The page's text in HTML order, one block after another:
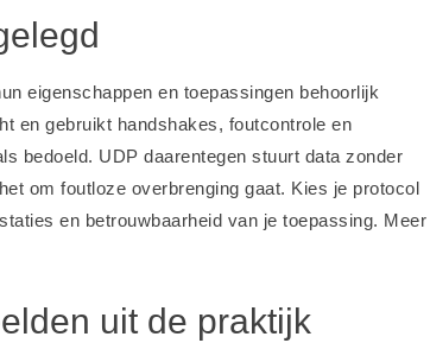
eigenschappen en toepassingen behoorlijk
en gebruikt handshakes, foutcontrole en
bedoeld. UDP daarentegen stuurt data zonder
om foutloze overbrenging gaat. Kies je protocol
en betrouwbaarheid van je toepassing. Meer
uit de praktijk